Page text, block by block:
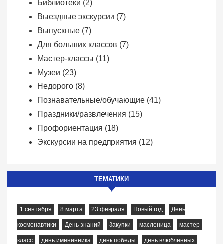
Библиотеки (2)
Выездные экскурсии (7)
Выпускные (7)
Для больших классов (7)
Мастер-классы (11)
Музеи (23)
Недорого (8)
Познавательные/обучающие (41)
Праздники/развлечения (15)
Профориентация (18)
Экскурсии на предприятия (12)
ТЕМАТИКИ
1 сентября 8 марта 23 февраля Новый год День
космонавтики День знаний Закупки масленица мастер-
класс день именинника день победы день влюбленных